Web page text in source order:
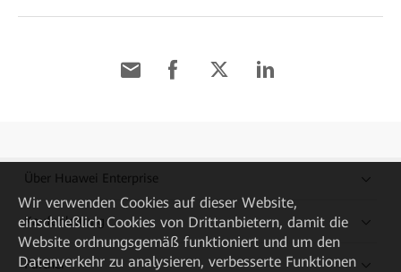
Über Huawei Enterprise
Kaufanleitung
Partner
Wir verwenden Cookies auf dieser Website,
einschließlich Cookies von Drittanbietern, damit die
Website ordnungsgemäß funktioniert und um den
Datenverkehr zu analysieren, verbesserte Funktionen